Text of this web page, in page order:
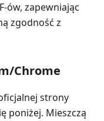
ów, zapewniając
zgodność z
Chrome
strony
poniżej. Mieszczą